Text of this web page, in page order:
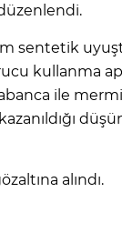
sentetik
kullanma
ile
alındı.